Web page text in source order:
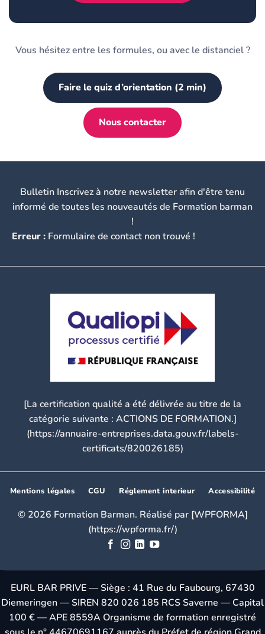
Vous hésitez entre les formules, ou avec le distanciel ?
Faire le quiz d’orientation (2 min)
Nous contacter
Bulletin Inscrivez à notre newsletter afin d'être tenu
informé de toutes les nouveautés de Formation barman
!
Erreur : Formulaire de contact non trouvé !
[La certification qualité a été délivrée au titre de la
catégorie suivante : ACTIONS DE FORMATION.]
(https://annuaire-entreprises.data.gouv.fr/labels-
certificats/820026185)
Mentions légales CGU Réglement interieur Accessibilité
© 2026 Formation Barman. Réalisé par [WPFORMA]
(https://wpforma.fr/)
EURL BAR PRIVE — Siège : 41 Rue du Faubourg, 67430
Diemeringen — SIREN 820 026 185 RCS Saverne — Capital
100 € — APE 8559A Organisme de formation enregistré